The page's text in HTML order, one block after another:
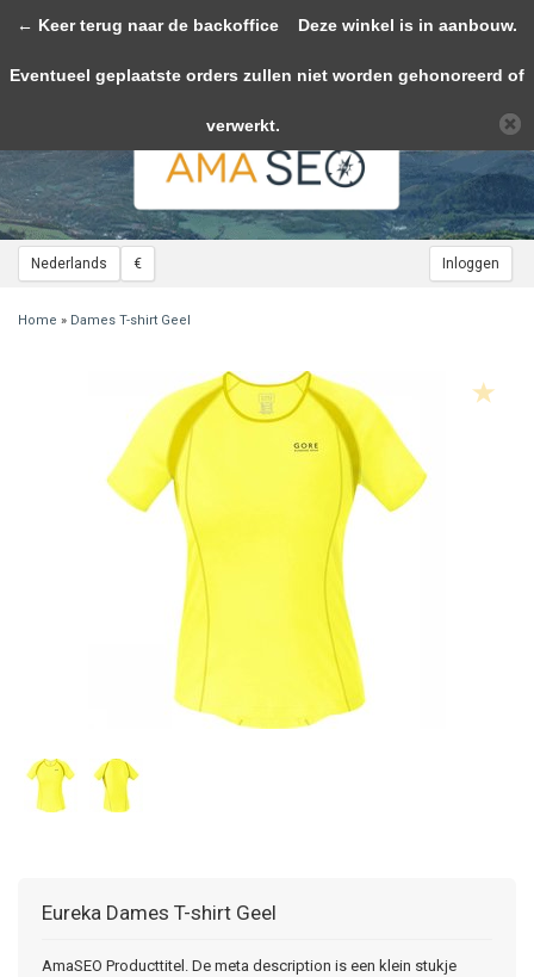
Nederlands € Inloggen
Toggle
Home » Dames T-shirt Geel
Eureka Dames T-shirt Geel
AmaSEO Producttitel. De meta description is een klein stukje
Wij slaan cookies op om onze website te verbeteren. Is dat akkoord?
Ja
← Keer terug naar de backoffice Deze winkel is in aanbouw.
Eventueel geplaatste orders zullen niet worden gehonoreerd of
verwerkt.